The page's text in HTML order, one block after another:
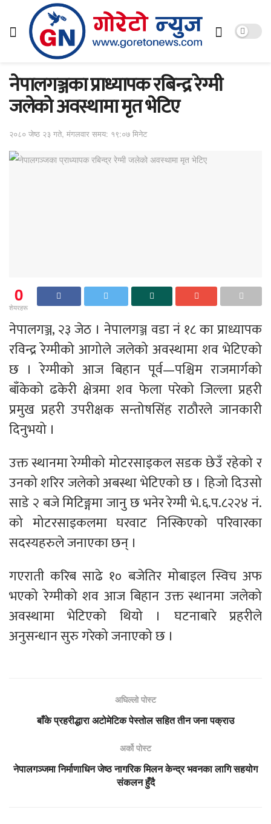
नेपालगञ्जका प्राध्यापक रबिन्द्र रेग्मी
जलेको अवस्थामा मृत भेटिए
२०८० जेष्ठ २३ गते, मंगलवार समय: १९:०७ मिनेट
0
शेयरहरू
नेपालगञ्ज, २३ जेठ । नेपालगञ्ज वडा नं १८ का प्राध्यापक
रविन्द्र रेग्मीको आगोले जलेको अवस्थामा शव भेटिएको
छ । रेग्मीको आज बिहान पूर्व—पश्चिम राजमार्गको
बाँकेको ढकेरी क्षेत्रमा शव फेला परेको जिल्ला प्रहरी
प्रमुख प्रहरी उपरीक्षक सन्तोषसिंह राठौरले जानकारी
दिनुभयो ।
उक्त स्थानमा रेग्मीको मोटरसाइकल सडक छेउँ रहेको र
उनको शरिर जलेको अबस्था भेटिएको छ । हिजो दिउसो
साडे २ बजे मिटिङ्गमा जानु छ भनेर रेग्मी भे.६.प.८२२४ नं.
को मोटरसाइकलमा घरवाट निस्किएको परिवारका
सदस्यहरुले जनाएका छन् ।
गएराती करिब साढे १० बजेतिर मोबाइल स्विच अफ
भएको रेग्मीको शव आज बिहान उक्त स्थानमा जलेको
अवस्थामा भेटिएको थियो । घटनाबारे प्रहरीले
अनुसन्धान सुरु गरेको जनाएको छ ।
अघिल्लो पोस्ट
बाँके प्रहरीद्धारा अटोमेटिक पेस्तोल सहित तीन जना पक्राउ
अर्को पोस्ट
नेपालगञ्जमा निर्माणाधिन जेष्ठ नागरिक मिलन केन्द्र भवनका लागि सहयोग
संकलन हुँदै